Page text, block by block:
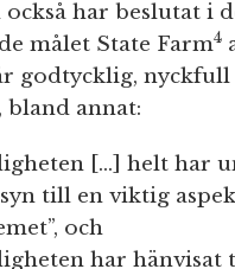
har beslutat i
målet State Farm4
godtycklig, nyckfull
annat:
[…] helt har
till en viktig
och
har